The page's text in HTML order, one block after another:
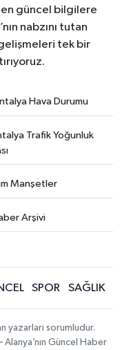
güncel bilgilere
nabzını tutan
tek bir
Hava Durumu
Trafik Yoğunluk
Manşetler
Arşivi
SPOR SAĞLIK
yazarları sorumludur.
Güncel Haber